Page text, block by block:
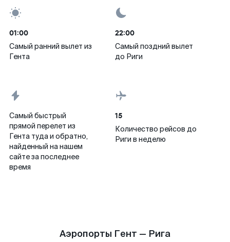
01:00
Самый ранний вылет из
Гента
22:00
Самый поздний вылет
до Риги
Самый быстрый
прямой перелет из
Гента туда и обратно,
найденный на нашем
сайте за последнее
время
15
Количество рейсов до
Риги в неделю
Аэропорты Гент — Рига